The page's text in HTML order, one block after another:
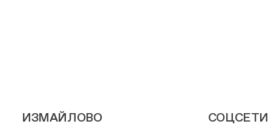
ИЗМАЙЛОВО СОЦСЕТИ